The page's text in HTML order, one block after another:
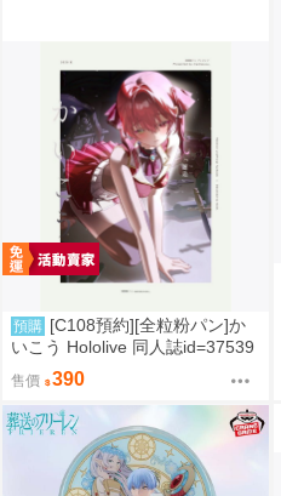
預購 [C108預約][全粒粉パン]か
いこう Hololive 同人誌id=37539
售價 390